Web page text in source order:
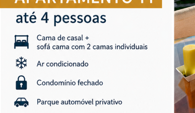
Serra da Aboboreira
Autóctone com arranque
“Recolher, Semear e Fazer
Destaque